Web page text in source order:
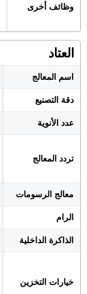
وظائف أخرى
العتاد
اسم المعالج
دقة التصنيع
عدد الأنوية
تردد المعالج
معالج الرسومات
الرام
الذاكرة الداخلية
خيارات التخزين